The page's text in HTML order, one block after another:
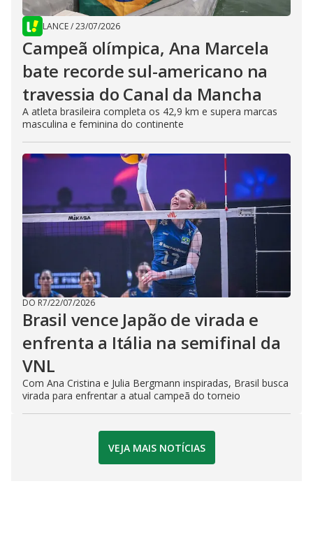
LANCE/23/07/2026
Campeã olímpica, Ana Marcela
bate recorde sul-americano na
travessia do Canal da Mancha
A atleta brasileira completa os 42,9 km e supera marcas
masculina e feminina do continente
DO R7/22/07/2026
Brasil vence Japão de virada e
enfrenta a Itália na semifinal da
VNL
Com Ana Cristina e Julia Bergmann inspiradas, Brasil busca
virada para enfrentar a atual campeã do torneio
VEJA MAIS NOTÍCIAS